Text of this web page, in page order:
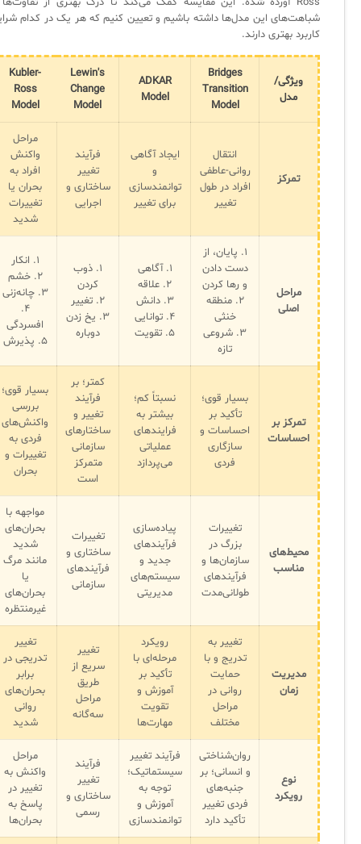
شباهت‌های این مدل‌ها داشته باشیم و تعیین کنیم که هر یک در کدام
کاربرد بهتری دارند.
ویژگی/
مدل
Bridges
Transition
Model
ADKAR
Model
Lewin's
Change
Model
Kubler-
Ross
Model
تمرکز
انتقال
روانی-عاطفی
افراد در طول
تغییر
ایجاد آگاهی
و
توانمندسازی
برای تغییر
فرآیند
تغییر
ساختاری و
اجرایی
مراحل
واکنش
افراد به
بحران یا
تغییرات
شدید
مراحل
اصلی
۱. پایان، از
دست دادن
و رها کردن
۲. منطقه
خنثی
۳. شروعی
تازه
۱. آگاهی
۲. علاقه
۳. دانش
۴. توانایی
۵. تقویت
۱. ذوب
کردن
۲. تغییر
۳. یخ زدن
دوباره
۱. انکار
۲. خشم
۳. چانه‌زنی
۴.
افسردگی
۵. پذیرش
تمرکز بر
احساسات
بسیار قوی؛
تأکید بر
احساسات و
سازگاری
فردی
نسبتاً کم؛
بیشتر به
فرایندهای
عملیاتی
می‌پردازد
کمتر؛ بر
فرآیند
تغییر و
ساختارهای
سازمانی
متمرکز
است
بسیار قوی؛
بررسی
واکنش‌های
فردی به
تغییرات و
بحران
محیط‌های
مناسب
تغییرات
بزرگ در
سازمان‌ها و
فرآیندهای
طولانی‌مدت
پیاده‌سازی
فرآیندهای
جدید و
سیستم‌های
مدیریتی
تغییرات
ساختاری و
فرآیندهای
سازمانی
مواجهه با
بحران‌های
شدید
مانند مرگ
یا
بحران‌های
غیرمنتظره
مدیریت
زمان
تغییر به
تدریج و با
حمایت
روانی در
مراحل
مختلف
رویکرد
مرحله‌ای با
تأکید بر
آموزش و
تقویت
مهارت‌ها
تغییر
سریع از
طریق
مراحل
سه‌گانه
تغییر
تدریجی در
برابر
بحران‌های
روانی
شدید
نوع
رویکرد
روان‌شناختی
و انسانی؛ بر
جنبه‌های
فردی تغییر
تأکید دارد
فرآیند تغییر
سیستماتیک؛
توجه به
آموزش و
توانمندسازی
فرآیند
تغییر
ساختاری و
رسمی
مراحل
واکنش به
تغییر در
پاسخ به
بحران‌ها